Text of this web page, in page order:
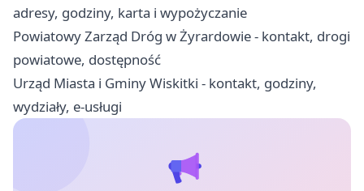
adresy, godziny, karta i wypożyczanie
Powiatowy Zarząd Dróg w Żyrardowie - kontakt, drogi
powiatowe, dostępność
Urząd Miasta i Gminy Wiskitki - kontakt, godziny,
wydziały, e-usługi